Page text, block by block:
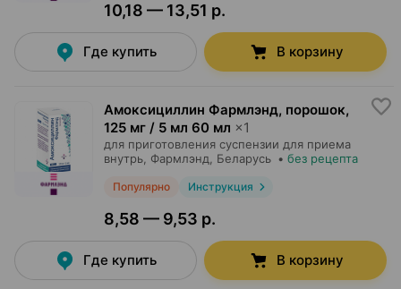
10,18 — 13,51 р.
Где купить В корзину
Амоксициллин Фармлэнд, порошок,
125 мг / 5 мл 60 мл ×1
для приготовления суспензии для приема
внутрь, Фармлэнд , Беларусь • без рецепта
Популярно Инструкция
8,58 — 9,53 р.
Где купить В корзину